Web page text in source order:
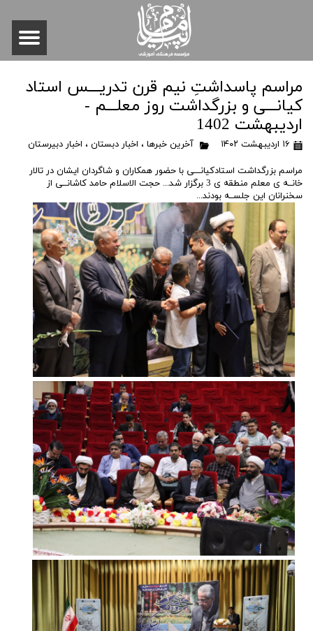
مراسم پاسداشتِ نیم قرن تدریـــس استاد
کیانـــی و بزرگداشت روز معلـــم -
اردیبهشت 1402
۱۶ اردیبهشت ۱۴۰۲ آخرین خبرها ، اخبار دبستان ، اخبار دبیرستان
مراسم بزرگداشت استادکیانـــی با حضور همکاران و شاگردان ایشان در تالار
خانــه ی معلم منطقه ی 3 برگزار شد... حجت الاسلام حامد کاشانــی از
سخنرانان این جلســه بودند...